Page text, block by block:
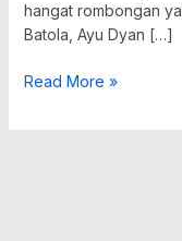
hangat rombongan
Batola, Ayu Dyan […]
Read More »